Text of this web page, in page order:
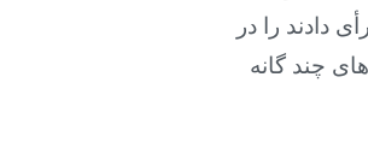
دادند را در
چند گانه